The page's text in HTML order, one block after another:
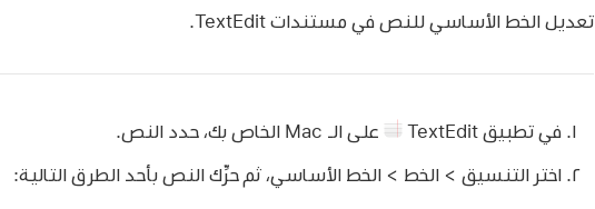
تعديل الخط الأساسي للنص في مستندات TextEdit.
في تطبيق TextEdit على الـ Mac الخاص بك، حدد النص.
اختر التنسيق > الخط > الخط الأساسي، ثم حرِّك النص بأحد الطرق التالية: